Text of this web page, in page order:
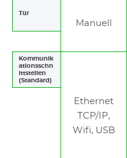
Tür
Manuell
Kommunik
ationsschn
ittstellen
(Standard)
Ethernet
TCP/IP,
Wifi, USB